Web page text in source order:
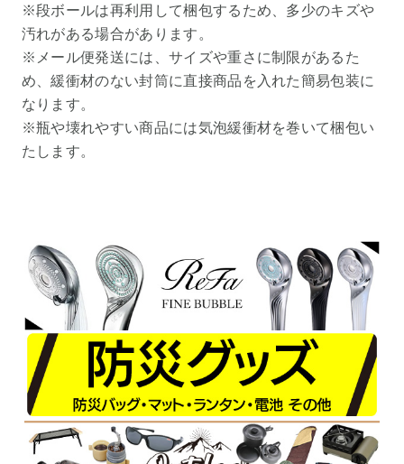
※段ボールは再利用して梱包するため、多少のキズや
汚れがある場合があります。
※メール便発送には、サイズや重さに制限があるた
め、緩衝材のない封筒に直接商品を入れた簡易包装に
なります。
※瓶や壊れやすい商品には気泡緩衝材を巻いて梱包い
たします。